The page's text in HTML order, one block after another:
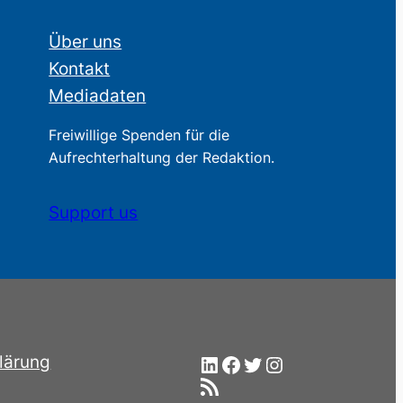
Über uns
Kontakt
Mediadaten
Freiwillige Spenden für die
Aufrechterhaltung der Redaktion.
Support us
LinkedIn
Facebook
Twitter
Instagram
RSS-Feed